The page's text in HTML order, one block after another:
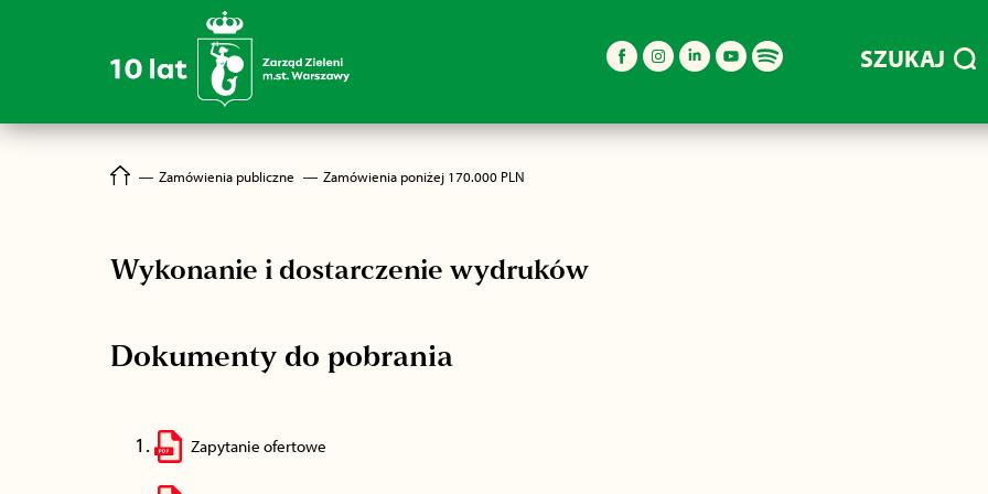
SZUKAJ
― Zamówienia publiczne ― Zamówienia poniżej 170.000 PLN
Wykonanie i dostarczenie wydruków
Dokumenty do pobrania
Zapytanie ofertowe